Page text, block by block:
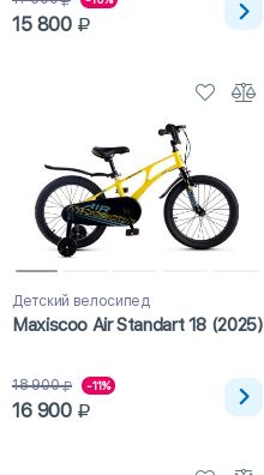
15 800
Детский велосипед
Maxiscoo Air Standart 18 (2025)
18 900 -11%
16 900